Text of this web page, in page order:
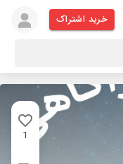
خرید اشتراک
1